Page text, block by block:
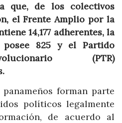
que, de los colectivos
el Frente Amplio por la
14,177 adherentes, la
posee 825 y el Partido
(PTR)
panameños forman parte
políticos legalmente
de acuerdo al